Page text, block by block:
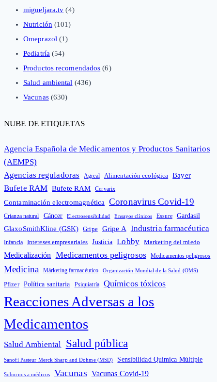
migueljara.tv (4)
Nutrición (101)
Omeprazol (1)
Pediatría (54)
Productos recomendados (6)
Salud ambiental (436)
Vacunas(630)
NUBE DE ETIQUETAS
Agencia Española de Medicamentos y Productos Sanitarios
(AEMPS)
Agencias reguladoras
Agreal Alimentación ecológica Bayer
Bufete RAM Bufete RAM Cervarix
Contaminación electromagnética Coronavirus Covid-19
Crianza natural Cáncer Electrosensibilidad Ensayos clínicos Essure Gardasil
GlaxoSmithKline (GSK) Gripe Gripe A Industria farmacéutica
Infancia Intereses empresariales Justicia Lobby Marketing del miedo
Medicalización Medicamentos peligrosos Medicamentos peligrosos
Medicina Márketing farmacéutico Organización Mundial de la Salud (OMS)
Pfizer Política sanitaria Psiquiatría Químicos tóxicos
Reacciones Adversas a los
Medicamentos
Salud Ambiental Salud pública
Sanofi Pasteur Merck Sharp and Dohme (MSD) Sensibilidad Química Múltiple
Sobornos a médicos Vacunas Vacunas Covid-19